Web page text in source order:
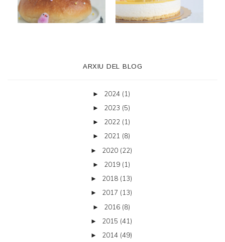
ARXIU DEL BLOG
► 2024 (1)
► 2023 (5)
► 2022 (1)
► 2021 (8)
► 2020 (22)
► 2019 (1)
► 2018 (13)
► 2017 (13)
► 2016 (8)
► 2015 (41)
► 2014 (49)